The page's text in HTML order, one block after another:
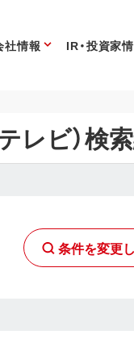
社情報 IR・投資家
レビ）検
条件を変更